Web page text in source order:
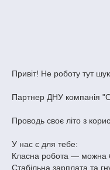
Привіт! Не роботу тут
Партнер ДНУ компанія
Проводь своє літо з
У нас є для тебе:
Класна робота — можна
Стабільна зарплата та